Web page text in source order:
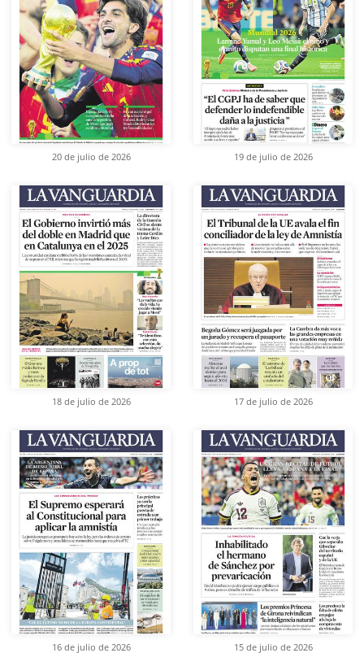
20 de julio de 2026 19 de julio de 2026
18 de julio de 2026 17 de julio de 2026
16 de julio de 2026 15 de julio de 2026